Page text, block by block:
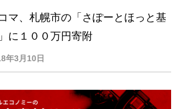
マ、札幌市の「さぽーとほっと基
に１００万円寄附
年3月10日